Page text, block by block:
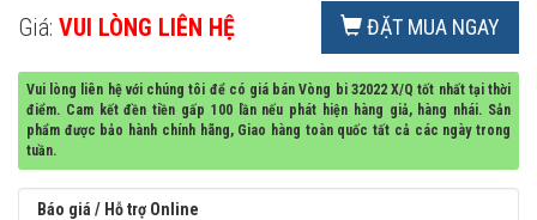
Giá: VUI LÒNG LIÊN HỆ ĐẶT MUA NGAY
Vui lòng liên hệ với chúng tôi để có giá bán Vòng bi 32022 X/Q tốt nhất tại thời
điểm. Cam kết đền tiền gấp 100 lần nếu phát hiện hàng giả, hàng nhái. Sản
phẩm được bảo hành chính hãng, Giao hàng toàn quốc tất cả các ngày trong
tuần.
Báo giá / Hỗ trợ Online